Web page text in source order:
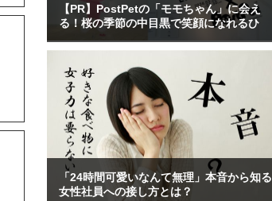
【PR】PostPetの「モモちゃん」に会え
る！桜の季節の中目黒で笑顔になれるひ
「24時間可愛いなんて無理」本音から知る
女性社員への接し方とは？